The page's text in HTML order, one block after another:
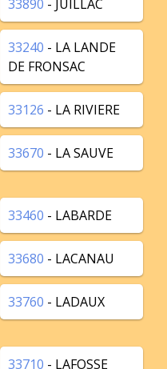
33890 - JUILLAC
33240 - LA LANDE
DE FRONSAC
33126 - LA RIVIERE
33670 - LA SAUVE
33460 - LABARDE
33680 - LACANAU
33760 - LADAUX
33710 - LAFOSSE